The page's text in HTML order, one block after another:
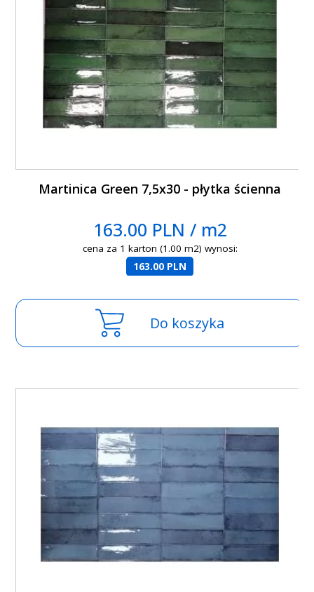
Martinica Green 7,5x30 - płytka ścienna
163.00 PLN / m2
cena za 1 karton (1.00 m2) wynosi:
163.00 PLN
Do koszyka